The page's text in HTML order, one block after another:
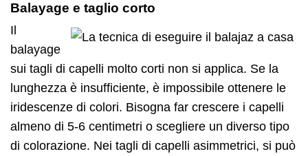
Balayage e taglio corto
Il
balayage
sui tagli di capelli molto corti non si applica. Se la
lunghezza è insufficiente, è impossibile ottenere le
iridescenze di colori. Bisogna far crescere i capelli
almeno di 5-6 centimetri o scegliere un diverso tipo
di colorazione. Nei tagli di capelli asimmetrici, si può